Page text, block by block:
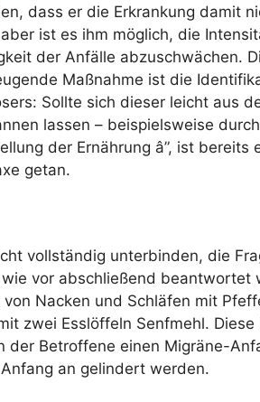
dass er die Erkran­kung damit
ist es ihm mög­lich, die
der Anfäl­le abzu­schwä­chen.
Maß­nah­me ist die
Soll­te sich die­ser leicht aus
las­sen – bei­spiels­wei­se
der Ernäh­rung â”, ist
getan.
voll­stän­dig unter­bin­den, die
wie vor abschlie­ßend beant­wor­tet
Nacken und Schlä­fen mit
zwei Ess­löf­feln Senf­mehl.
der Betrof­fe­ne einen Migrä­ne-
an gelin­dert werden.